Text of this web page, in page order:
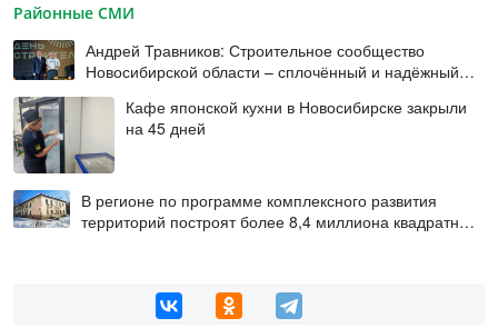
Районные СМИ
Андрей Травников: Строительное сообщество
Новосибирской области – сплочённый и надёжный
коллектив
Кафе японской кухни в Новосибирске закрыли
на 45 дней
В регионе по программе комплексного развития
территорий построят более 8,4 миллиона квадратных